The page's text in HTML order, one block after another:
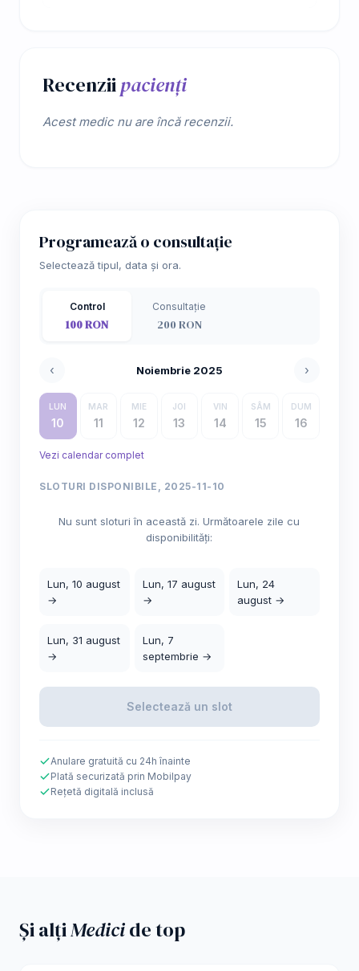
Recenziipacienți
Acest medic nu are încă recenzii.
Programează o consultație
Selectează tipul, data și ora.
Control
100 RON
Consultație
200 RON
‹ Noiembrie 2025 ›
LUN
10
MAR
11
MIE
12
JOI
13
VIN
14
SÂM
15
DUM
16
Vezi calendar complet
SLOTURI DISPONIBILE, 2025-11-10
Nu sunt sloturi în această zi. Următoarele zile cu
disponibilități:
Lun, 10 august
→
Lun, 17 august
→
Lun, 24
august →
Lun, 31 august
→
Lun, 7
septembrie →
Selectează un slot
Anulare gratuită cu 24h înainte
Plată securizată prin Mobilpay
Rețetă digitală inclusă
Și alțiMedicide top